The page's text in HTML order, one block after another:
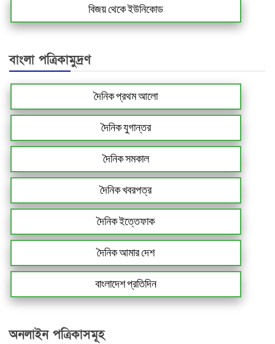
বিজয় থেকে ইউনিকোড
বাংলা পত্রিকামুদ্রণ
দৈনিক প্রথম আলো
দৈনিক যুগান্তর
দৈনিক সমকাল
দৈনিক খবরপত্র
দৈনিক ইত্তেফাক
দৈনিক আমার দেশ
বাংলাদেশ প্রতিদিন
অনলাইন পত্রিকাসমূহ